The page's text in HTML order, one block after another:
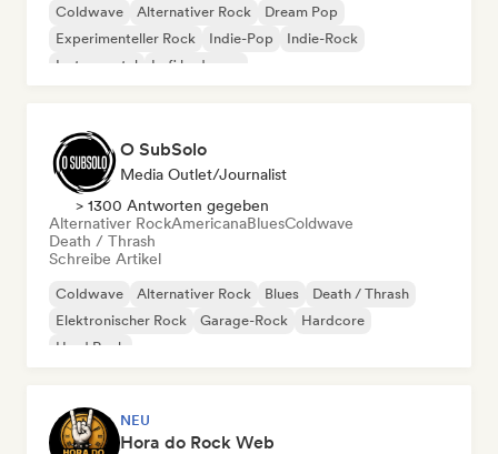
Coldwave Alternativer Rock
Dream Pop
Experimenteller Rock
Indie-Pop
Indie-Rock
Instrumental
Lofi bedroom
O SubSolo
Media Outlet/Journalist
> 1300 Antworten gegeben
Alternativer RockAmericanaBluesColdwave
Death / Thrash
Schreibe Artikel
Coldwave Alternativer Rock Blues
Death / Thrash
Elektronischer Rock
Garage-Rock
Hardcore
Hard Rock
NEU
Hora do Rock Web